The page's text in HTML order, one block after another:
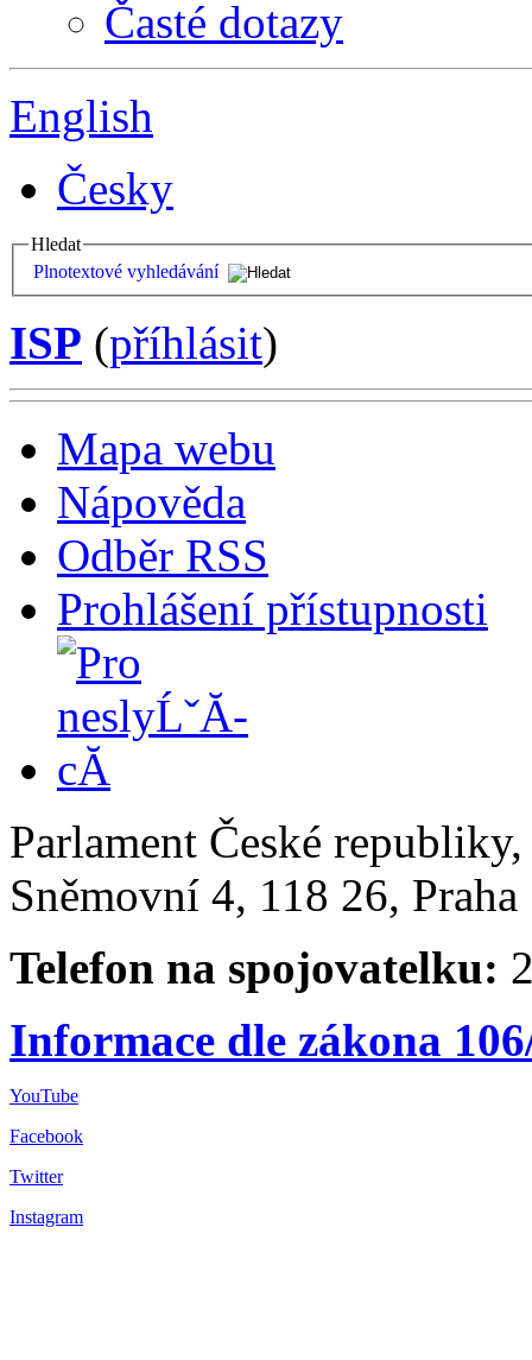
Časté dotazy
English
Česky
Hledat
Plnotextové vyhledávání
ISP (příhlásit)
Mapa webu
Nápověda
Odběr RSS
Prohlášení přístupnosti
Parlament České
Sněmovní 4, 118 26,
Telefon na spojovatelku:
Informace dle zákona
YouTube
Facebook
Twitter
Instagram